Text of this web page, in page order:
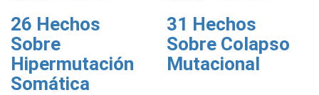
26 Hechos
Sobre
Hipermutación
Somática
31 Hechos
Sobre Colapso
Mutacional